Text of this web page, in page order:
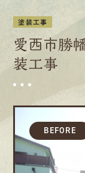
採用情報
先輩インタビュ
エントリー
塗装工事
愛西市勝
装工事